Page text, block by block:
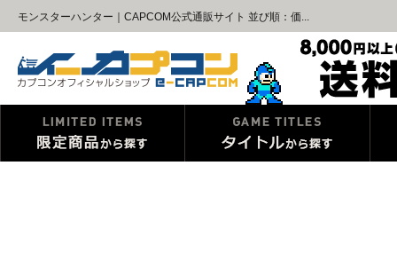
モンスターハンター｜CAPCOM公式通販サイト 並び順：価...